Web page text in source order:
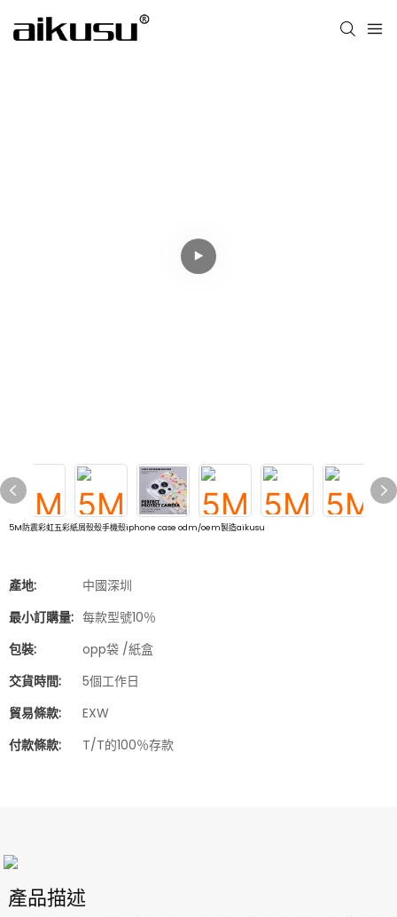
5M防震彩虹五彩紙屑殼殼手機殼iphone case odm/oem製造aikusu
產地:
中國深圳
最小訂購量: 每款型號10％
包裝:
opp袋 /紙盒
交貨時間:
5個工作日
貿易條款:
EXW
付款條款:
T/T的100％存款
產品描述